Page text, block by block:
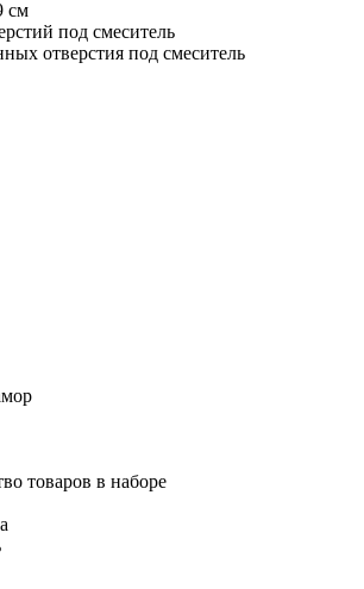
см
под смеситель
отверстия под смеситель
товаров в наборе